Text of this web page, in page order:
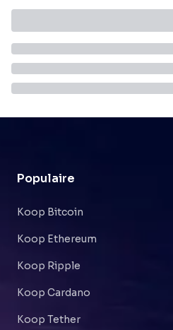
Populaire
Koop Bitcoin
Koop Ethereum
Koop Ripple
Koop Cardano
Koop Tether